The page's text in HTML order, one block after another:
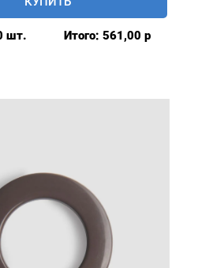
шторные
80шт
шт. Итого: 561,00 р